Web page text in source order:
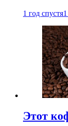
1 год спустя
Этот